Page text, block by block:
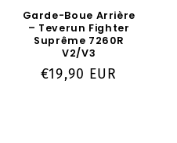
Garde-Boue Arrière
– Teverun Fighter
Suprême 7260R
V2/V3
Prix
€19,90 EUR